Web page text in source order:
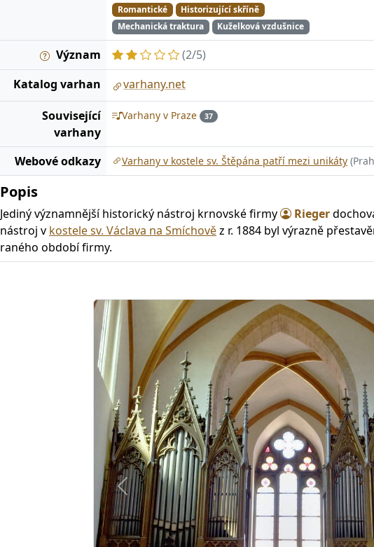
Romantické
Historizující skříně
Mechanická traktura
Kuželková vzdušnice
Význam
(2/5)
Katalog varhan varhany.net
Související
varhany
Varhany v Praze 37
Webové odkazy Varhany v kostele sv. Štěpána patří mezi unikáty
Popis
Jediný významnější historický nástroj krnovské firmy Rieger
nástroj v kostele sv. Václava na Smíchověz r. 1884 byl výrazně
raného období firmy.
Předchozí